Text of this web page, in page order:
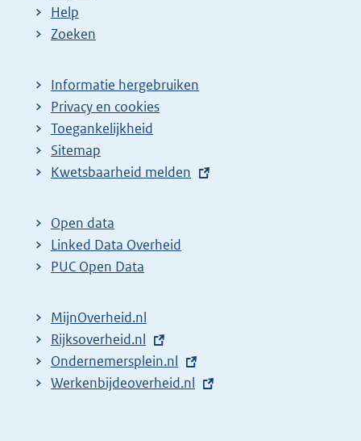
Help
Zoeken
Informatie hergebruiken
Privacy en cookies
Toegankelijkheid
Sitemap
E
t
e
r
l
i
n
k
Kwetsbaarheid melden
Open data
Linked Data Overheid
PUC Open Data
MijnOverheid.nl
E
x
t
Rijksoverheid.nl
E
x
Ondernemersplein.nl
E
Werkenbijdeoverheid.nl